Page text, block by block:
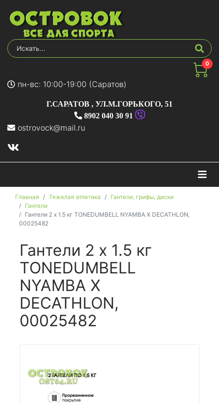
0
пн-вс: 10:00-19:00 (Саратов)
Г.САРАТОВ , УЛ.М.ГОРЬКОГО, 51
8902 040 30 91
ostrovock@mail.ru
Главная Тяжелая атлетика
Гантели, грифы, диски
Гантели
Гантели 2 х 1.5 кг TONEDUMBELL NYAMBA Х DECATHLON,
00025482
Гантели 2 х 1.5 кг
TONEDUMBELL
NYAMBA Х
DECATHLON,
00025482